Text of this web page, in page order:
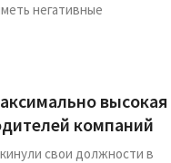
негативные
высокая
компаний
свои должности в